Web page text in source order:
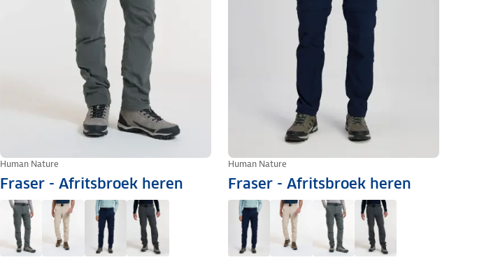
Human Nature
Fraser - Afritsbroek heren
Human Nature
Fraser - Afritsbroek heren